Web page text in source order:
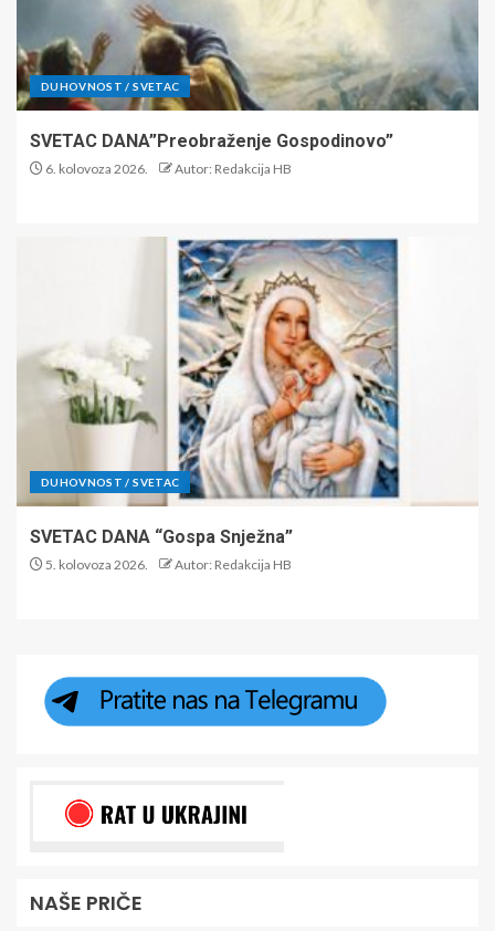
DUHOVNOST / SVETAC
SVETAC DANA”Preobraženje Gospodinovo”
6. kolovoza 2026. Autor: Redakcija HB
DUHOVNOST / SVETAC
SVETAC DANA “Gospa Snježna”
5. kolovoza 2026. Autor: Redakcija HB
NAŠE PRIČE